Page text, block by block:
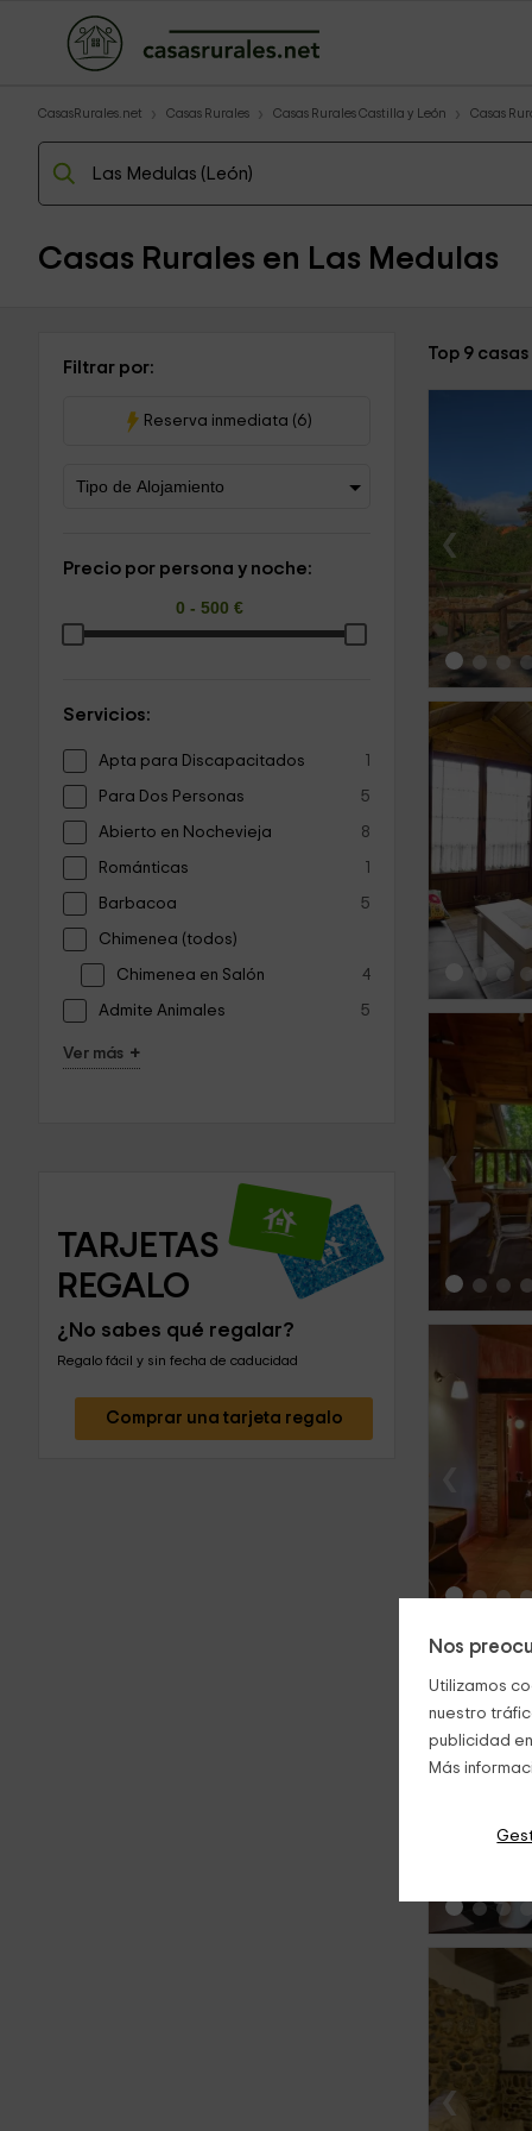
Nos
Utilizamos
nuestro
publicidad
Más
CasasRurales.net Casas Rurales Casas Rurales Castilla y León Casas
Casas Rurales en Las Medulas
Filtrar por:
Reserva inmediata (6)
Precio por persona y noche:
Servicios:
Apta para Discapacitados 1
Para Dos Personas 5
Abierto en Nochevieja 8
Románticas 1
Barbacoa 5
Chimenea (todos)
Chimenea en Salón 4
Admite Animales 5
Ver más +
TARJETAS
REGALO
¿No sabes qué regalar?
Regalo fácil y sin fecha de caducidad
Comprar una tarjeta regalo
Top 9
‹
‹
‹
‹
‹
‹